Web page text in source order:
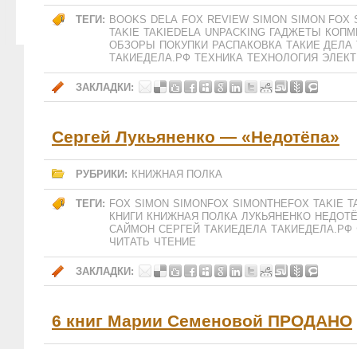
ТЕГИ: BOOKS DELA FOX REVIEW SIMON SIMON FOX
TAKIE TAKIEDELA UNPACKING ГАДЖЕТЫ
ОБЗОРЫ
ПОКУПКИ РАСПАКОВКА ТАКИЕ ДЕЛА
ТАКИЕДЕЛА.РФ ТЕХНИКА ТЕХНОЛОГИЯ
ЗАКЛАДКИ:
Сергей Лукьяненко — «Недотёпа»
РУБРИКИ: КНИЖНАЯ ПОЛКА
ТЕГИ: FOX SIMON SIMONFOX SIMONTHEFOX TAKIE
КНИГИ КНИЖНАЯ ПОЛКА ЛУКЬЯНЕНКО
САЙМОН СЕРГЕЙ ТАКИЕДЕЛА ТАКИЕДЕЛА.РФ
ЧИТАТЬ ЧТЕНИЕ
ЗАКЛАДКИ:
6 книг Марии Семеновой ПРОДАНО